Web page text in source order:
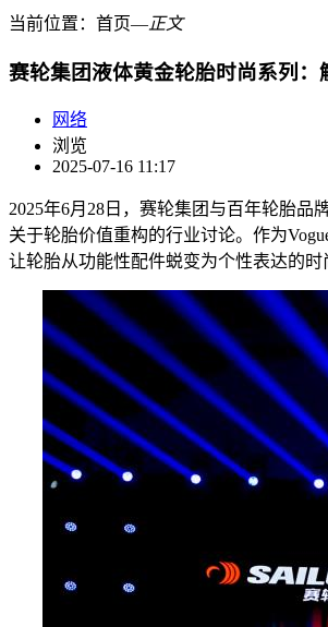
当前位置： 首页―正文
赛轮集团液体黄金轮胎时尚系列
网络
浏览
2025-07-16 11:17
2025年6月28日，赛轮集团与百年轮胎
关于轮胎价值重构的行业讨论。作为
让轮胎从功能性配件蜕变为个性表达的时